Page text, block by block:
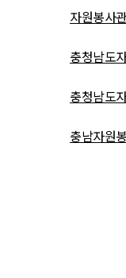
자원봉사
충청남도
충청남도
충남자원